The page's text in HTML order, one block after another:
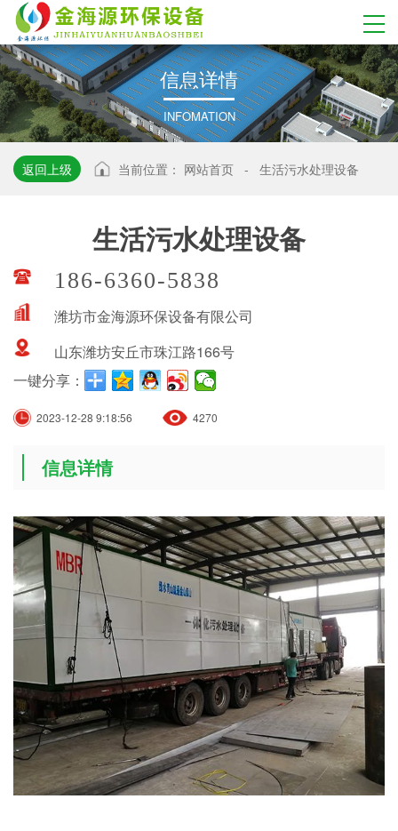
信息详情
INFOMATION
返回上级 当前位置： 网站首页 - 生活污水处理设备
生活污水处理设备
186-6360-5838
潍坊市金海源环保设备有限公司
山东潍坊安丘市珠江路166号
一键分享：
2023-12-28 9:18:56 4270
信息详情